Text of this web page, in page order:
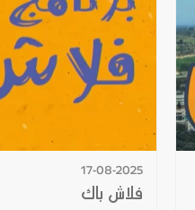
17-08-2025
فلاش باك